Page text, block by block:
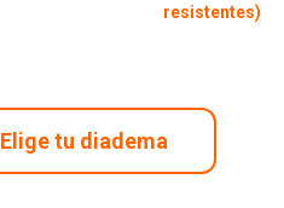
resistentes)
Elige tu diadema